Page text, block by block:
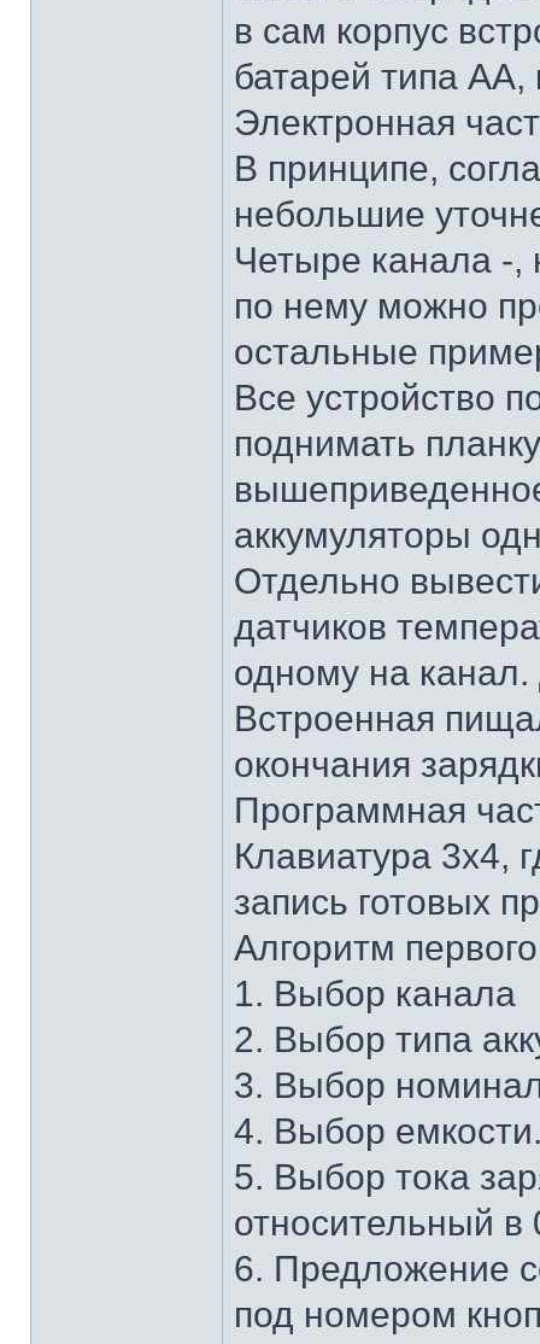
в сам корпус
батарей типа АА,
Электронная
В принципе,
небольшие
Четыре канала -,
по нему можно
остальные
Все устройство
поднимать
аккумуляторы
Отдельно
датчиков
одному на канал.
Встроенная
окончания
Программная
Клавиатура 3х4,
запись готовых
Алгоритм
1. Выбор канала
2. Выбор типа
3. Выбор
4. Выбор
5. Выбор тока
относительный
6. Предложение
под номером